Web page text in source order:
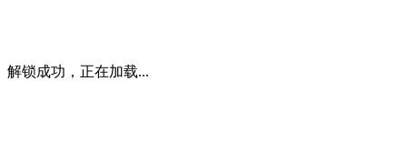
解锁成功，正在加载...